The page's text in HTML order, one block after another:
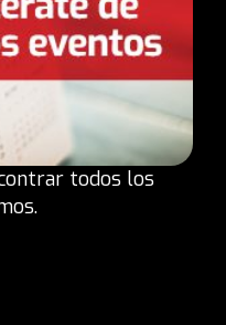
todos los